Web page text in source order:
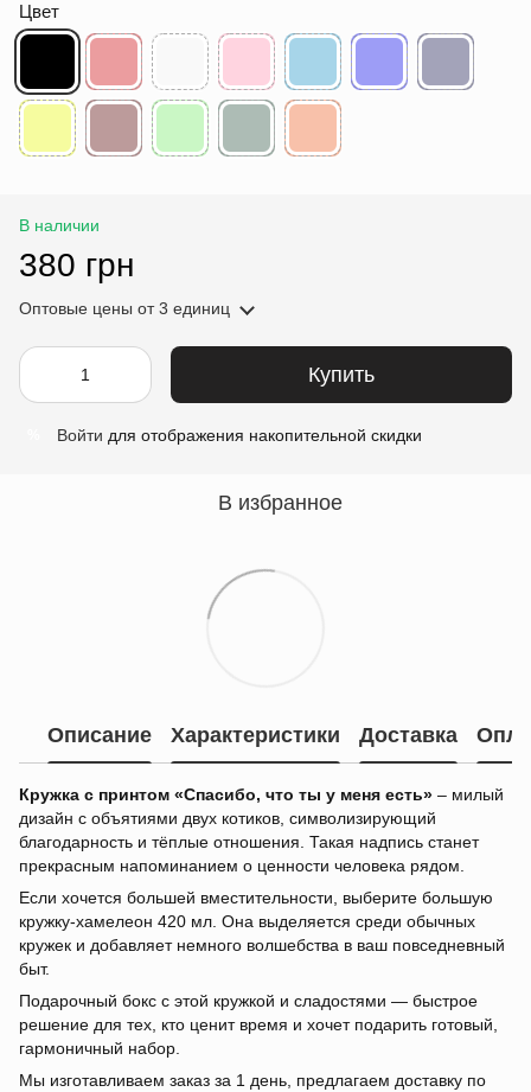
Цвет
В наличии
380 грн
Оптовые цены от 3 единиц
Купить
Войти для отображения накопительной скидки
В избранное
Описание Характеристики Доставка
Кружка с принтом «Спасибо, что ты у меня есть» – милый
дизайн с объятиями двух котиков, символизирующий
благодарность и тёплые отношения. Такая надпись станет
прекрасным напоминанием о ценности человека рядом.
Если хочется большей вместительности, выберите большую
кружку-хамелеон 420 мл. Она выделяется среди обычных
кружек и добавляет немного волшебства в ваш повседневный
быт.
Подарочный бокс с этой кружкой и сладостями — быстрое
решение для тех, кто ценит время и хочет подарить готовый,
гармоничный набор.
Мы изготавливаем заказ за 1 день, предлагаем доставку по